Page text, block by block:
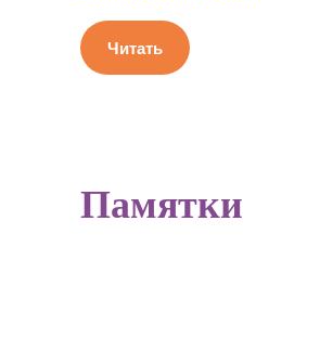
Читать
Памятки